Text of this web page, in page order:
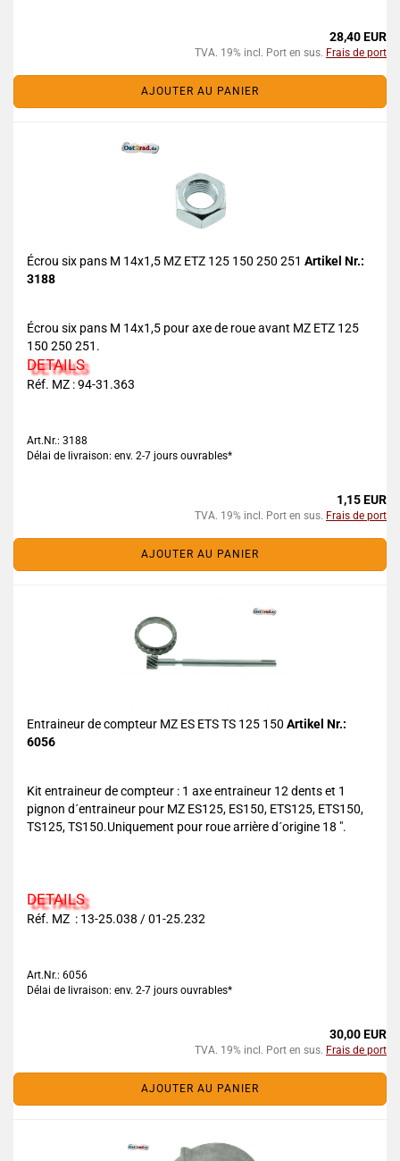
28,40 EUR
TVA. 19% incl. Port en sus. Frais de port
AJOUTER AU PANIER
Écrou six pans M 14x1,5 MZ ETZ 125 150 250 251 Artikel Nr.:
3188
Écrou six pans M 14x1,5 pour axe de roue avant MZ ETZ 125
150 250 251.
DETAILS
Réf. MZ : 94-31.363
Art.Nr.: 3188
Délai de livraison: env. 2-7 jours ouvrables*
1,15 EUR
TVA. 19% incl. Port en sus. Frais de port
AJOUTER AU PANIER
Entraineur de compteur MZ ES ETS TS 125 150 Artikel Nr.:
6056
Kit entraineur de compteur : 1 axe entraineur 12 dents et 1
pignon d´entraineur pour MZ ES125, ES150, ETS125, ETS150,
TS125, TS150.Uniquement pour roue arrière d´origine 18 ".
DETAILS
Réf. MZ : 13-25.038 / 01-25.232
Art.Nr.: 6056
Délai de livraison: env. 2-7 jours ouvrables*
30,00 EUR
TVA. 19% incl. Port en sus. Frais de port
AJOUTER AU PANIER